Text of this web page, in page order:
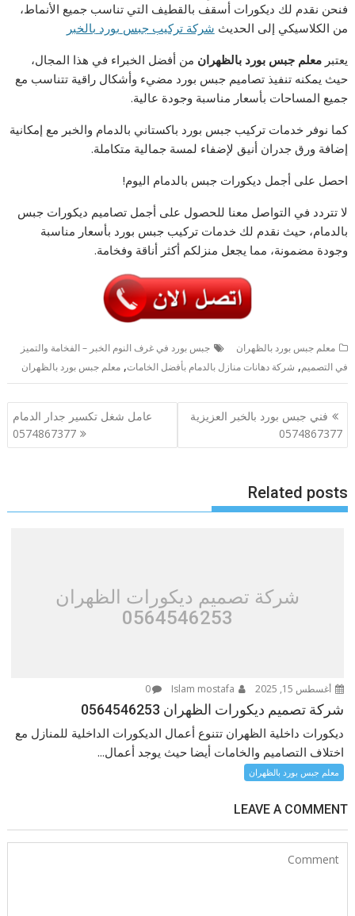
فنحن نقدم لك ديكورات أسقف بالقطيف التي تناسب جميع الأنماط،
من الكلاسيكي إلى الحديث شركة تركيب جبس بورد بالخبر
يعتبرمعلم جبس بورد بالظهران من أفضل الخبراء في هذا المجال،
حيث يمكنه تنفيذ تصاميم جبس بورد مضيء وأشكال راقية تتناسب مع
جميع المساحات بأسعار مناسبة وجودة عالية.
كما نوفر خدمات تركيب جبس بورد باكستاني بالدمام والخبر مع إمكانية
إضافة ورق جدران أنيق لإضفاء لمسة جمالية متكاملة.
احصل على أجمل ديكورات جبس بالدمام اليوم!
لا تتردد في التواصل معنا للحصول على أجمل تصاميم ديكورات جبس
بالدمام، حيث نقدم لك خدمات تركيب جبس بورد بأسعار مناسبة
وجودة مضمونة، مما يجعل منزلكم أكثر أناقة وفخامة.
معلم جبس بورد بالظهران
جبس بورد في غرف النوم الخبر – الفخامة والتميز
في التصميم, شركة دهانات منازل بالدمام بأفضل الخامات,معلم جبس بورد بالظهران
تصفّح
المقالات
فني جبس بورد بالخبر العزيزية
0574867377
عامل شغل تكسير جدار الدمام
0574867377
Related posts
شركة تصميم ديكورات الظهران
0564546253
أغسطس 15, 2025 0
شركة تصميم ديكورات الظهران 0564546253
ديكورات داخلية الظهران تتنوع أعمال الديكورات الداخلية للمنازل مع
اختلاف التصاميم والخامات أيضا حيث يوجد أعمال...
معلم جبس بورد بالظهران
LEAVE A COMMENT